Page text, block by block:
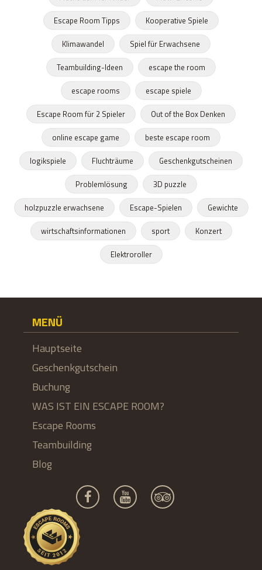
Escape Room Tipps
Kooperative Spiele
Klimawandel
Spiel für Erwachsene
Teambuilding-Ideen
escape the room
escape rooms
escape spiele
Escape Room für 2 Spieler
Out of the Box Denken
online escape game
beste escape room
logikspiele
Fluchträume
Geschenkgutscheinen
Problemlösung
3D puzzle
holzpuzzle erwachsene
Escape-Spielen
Gewichte
wirtschaftsinformationen
sport
Konzert
Elektroroller
MENÜ
Hauptseite
Geschenkgutschein
Buchung
WAS IST EIN ESCAPE ROOM?
Escape Rooms
Teambuilding
Blog